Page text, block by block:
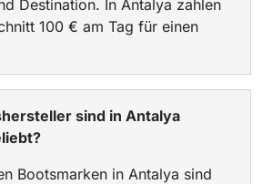
Destination. In Antalya zahlen
100 € am Tag für einen
sind in Antalya
Bootsmarken in Antalya sind